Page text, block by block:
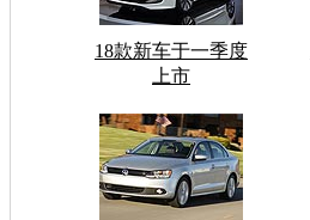
18款新车于一季度
上市